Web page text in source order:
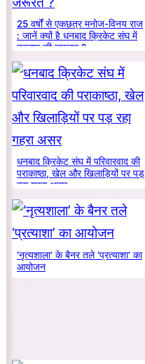
25 वर्षों से एकछत्र मनोज-विनय राज
: जानें क्यों है धनबाद क्रिकेट संघ में
बदलाव की जरूरत ?
धनबाद क्रिकेट संघ में परिवारवाद की
पराकाष्ठा, खेल और खिलाड़ियों पर पड़
रहा गहरा असर
‘नृत्यशाला’ के बैनर तले ‘प्रत्याशा’ का
आयोजन